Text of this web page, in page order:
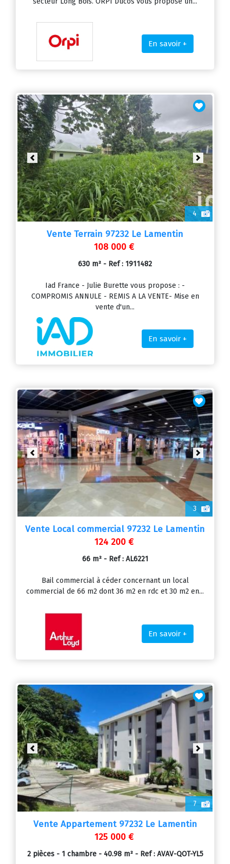
En savoir +
4
Previous Next
Vente Terrain 97232 Le Lamentin
108 000 €
630 m² - Ref : 1911482
Iad France - Julie Burette vous propose : -
COMPROMIS ANNULE - REMIS A LA VENTE- Mise en
vente d'un...
En savoir +
3
Previous Next
Vente Local commercial 97232 Le Lamentin
124 200 €
66 m² - Ref : AL6221
Bail commercial à céder concernant un local
commercial de 66 m2 dont 36 m2 en rdc et 30 m2 en...
En savoir +
7
Previous Next
Vente Appartement 97232 Le Lamentin
125 000 €
2 pièces - 1 chambre - 40.98 m² - Ref : AVAV-QOT-YL5